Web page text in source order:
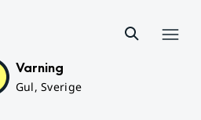
Varning
Gul, Sverige